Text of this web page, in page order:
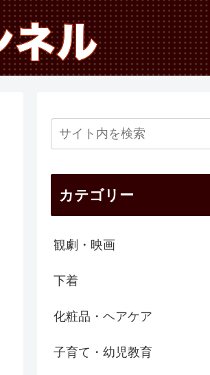
カテゴリー
観劇・映画
下着
化粧品・ヘアケア
子育て・幼児教育